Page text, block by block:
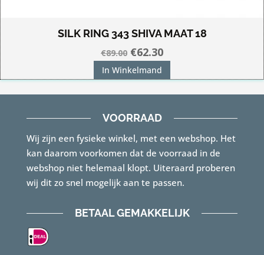
SILK RING 343 SHIVA MAAT 18
€89.00 Oorspronkelijke
prijs
was:
€89.00.
€62.30Huidige
is:
€62.30.
In Winkelmand
VOORRAAD
Wij zijn een fysieke winkel, met een webshop. Het
kan daarom voorkomen dat de voorraad in de
webshop niet helemaal klopt. Uiteraard proberen
wij dit zo snel mogelijk aan te passen.
BETAAL GEMAKKELIJK